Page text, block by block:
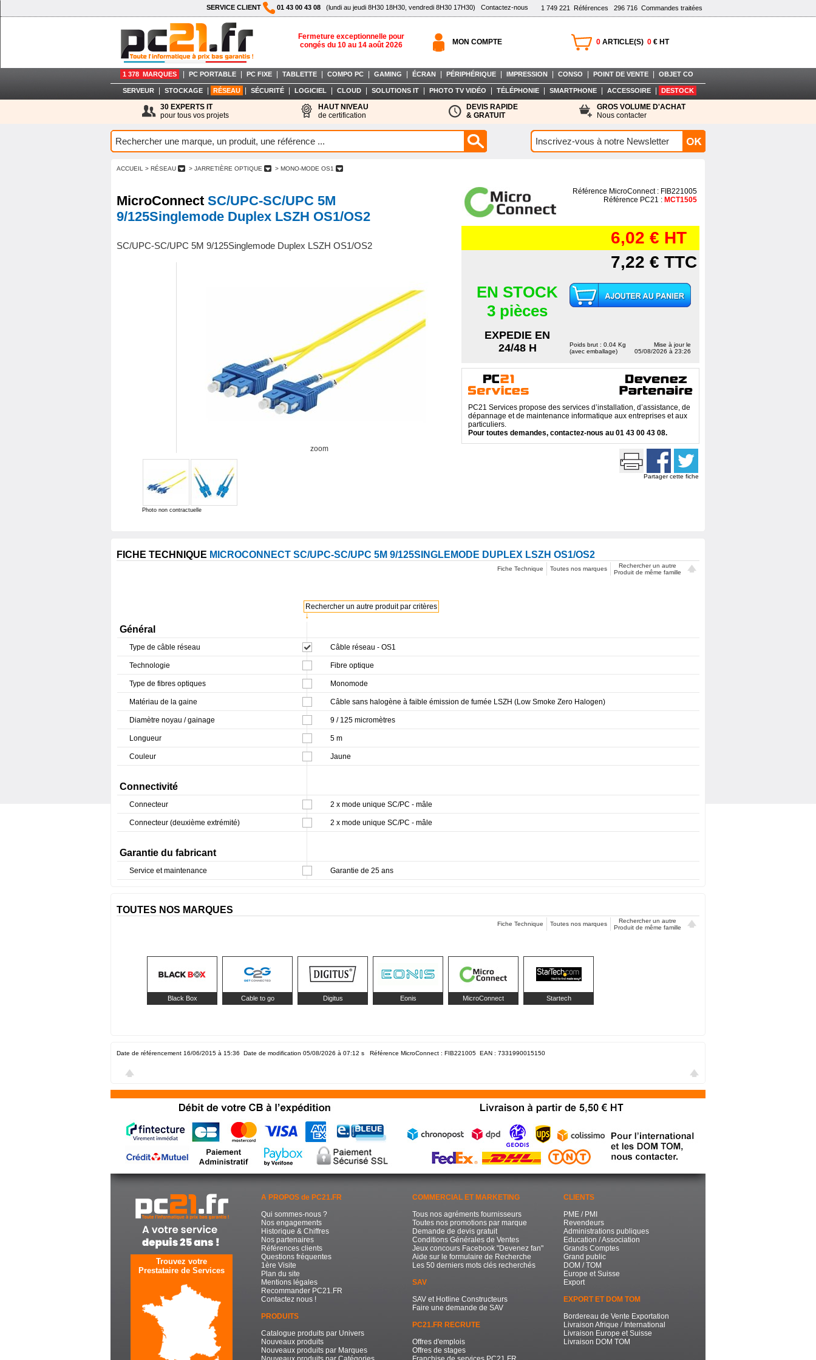
1 749 221 Références 296 716 Commandes traitées
SERVICE CLIENT 01 43 00 43 08 (lundi au jeudi 8H30 18H30, vendredi 8H30 17H30) Contactez-nous
Fermeture exceptionnelle pour
congés du 10 au 14 août 2026
0 ARTICLE(S) 0 € HT
MON COMPTE
1 378 MARQUES PC PORTABLE PC FIXE TABLETTE COMPO PC GAMING ÉCRAN PÉRIPHÉRIQUE IMPRESSION CONSO POINT DE VENTE OBJET CO
SERVEUR STOCKAGE RÉSEAU SÉCURITÉ LOGICIEL CLOUD SOLUTIONS IT PHOTO TV VIDÉO TÉLÉPHONIE SMARTPHONE ACCESSOIRE DESTOCK
30 EXPERTS IT
pour tous vos projets
HAUT NIVEAU
de certification
DEVIS RAPIDE
& GRATUIT
GROS VOLUME D'ACHAT
Nous contacter
ACCUEIL > RÉSEAU > JARRETIÈRE OPTIQUE > MONO-MODE OS1
MicroConnect SC/UPC-SC/UPC 5M
9/125Singlemode Duplex LSZH OS1/OS2
SC/UPC-SC/UPC 5M 9/125Singlemode Duplex LSZH OS1/OS2
zoom
Photo non contractuelle
Référence MicroConnect : FIB221005
Référence PC21 : MCT1505
6,02 € HT
7,22 € TTC
EN STOCK
3 pièces
EXPEDIE EN
24/48 H
Poids brut : 0.04 Kg
(avec emballage)
Mise à jour le
05/08/2026 à 23:26
PC21 Services propose des services d’installation, d’assistance, de
dépannage et de maintenance informatique aux entreprises et aux
particuliers.
Pour toutes demandes, contactez-nous au 01 43 00 43 08.
Partager cette fiche
FICHE TECHNIQUE MICROCONNECT SC/UPC-SC/UPC 5M 9/125SINGLEMODE DUPLEX LSZH OS1/OS2
Fiche Technique Toutes nos marques
Rechercher un autre
Produit de même famille
↓
Rechercher un autre produit par critères
Général
Type de câble réseau Câble réseau - OS1
Technologie Fibre optique
Type de fibres optiques Monomode
Matériau de la gaine Câble sans halogène à faible émission de fumée LSZH (Low Smoke Zero Halogen)
Diamètre noyau / gainage 9 / 125 micromètres
Longueur 5 m
Couleur Jaune
Connectivité
Connecteur 2 x mode unique SC/PC - mâle
Connecteur (deuxième extrémité) 2 x mode unique SC/PC - mâle
Garantie du fabricant
Service et maintenance Garantie de 25 ans
TOUTES NOS MARQUES
Fiche Technique Toutes nos marques
Rechercher un autre
Produit de même famille
Black Box Cable to go Digitus Eonis MicroConnect Startech
Date de référencement 16/06/2015 à 15:36 Date de modification 05/08/2026 à 07:12 s Référence MicroConnect : FIB221005 EAN : 7331990015150
Trouvez votre
Prestataire de Services
A PROPOS de PC21.FR
Qui sommes-nous ?
Nos engagements
Historique & Chiffres
Nos partenaires
Références clients
Questions fréquentes
1ère Visite
Plan du site
Mentions légales
Recommander PC21.FR
Contactez nous !
PRODUITS
Catalogue produits par Univers
Nouveaux produits
Nouveaux produits par Marques
COMMERCIAL ET MARKETING
Tous nos agréments fournisseurs
Toutes nos promotions par marque
Demande de devis gratuit
Conditions Générales de Ventes
Jeux concours Facebook "Devenez fan"
Aide sur le formulaire de Recherche
Les 50 derniers mots clés recherchés
SAV
SAV et Hotline Constructeurs
Faire une demande de SAV
PC21.FR RECRUTE
Offres d'emplois
Offres de stages
CLIENTS
PME / PMI
Revendeurs
Administrations publiques
Education / Association
Grands Comptes
Grand public
DOM / TOM
Europe et Suisse
Export
EXPORT ET DOM TOM
Bordereau de Vente Exportation
Livraison Afrique / International
Livraison Europe et Suisse
Livraison DOM TOM